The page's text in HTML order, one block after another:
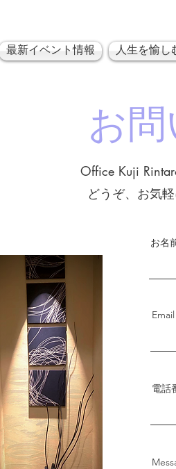
最新イベント情報 人生を愉し
お
Office Kuji
どうぞ、お気
お名
Email
電話